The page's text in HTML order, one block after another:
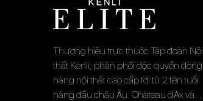
Thương hiệu trực thuộc Tập đoàn Nội
thất Kenli, phân phối độc quyền dòng
hàng nội thất cao cấp tới từ 2 tên tuổi
hàng đầu châu Âu: Chateau d’Ax và